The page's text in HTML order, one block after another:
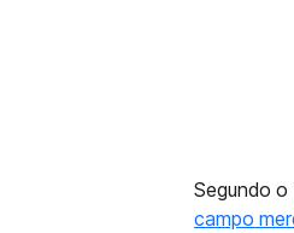
Segundo o
campo